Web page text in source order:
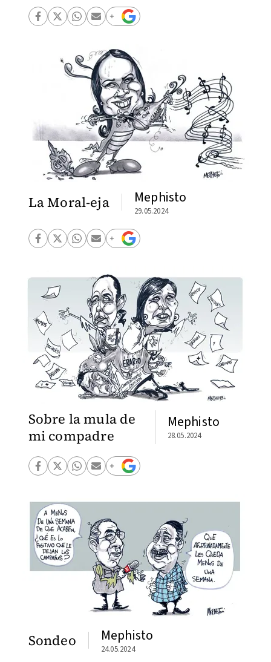
La Moral-eja Mephisto
29.05.2024
Sobre la mula de
mi compadre
Mephisto
28.05.2024
Sondeo Mephisto
24.05.2024